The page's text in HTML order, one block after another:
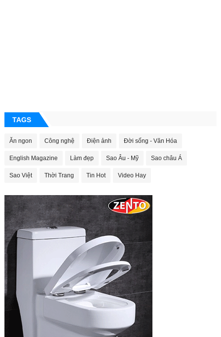
TAGS
Ăn ngon Công nghệ Điện ảnh Đời sống - Văn Hóa
English Magazine Làm đẹp Sao Âu - Mỹ Sao châu Á
Sao Việt Thời Trang Tin Hot Video Hay